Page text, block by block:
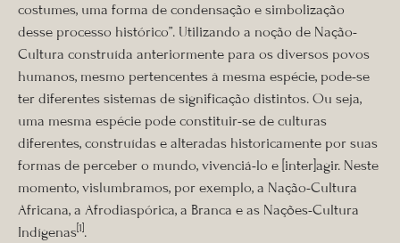
costumes, uma forma de condensação e simbolização
desse processo histórico”. Utilizando a noção de Nação-
Cultura construída anteriormente para os diversos povos
humanos, mesmo pertencentes à mesma espécie, pode-se
ter diferentes sistemas de significação distintos. Ou seja,
uma mesma espécie pode constituir-se de culturas
diferentes, construídas e alteradas historicamente por suas
formas de perceber o mundo, vivenciá-lo e [inter]agir. Neste
momento, vislumbramos, por exemplo, a Nação-Cultura
Africana, a Afrodiaspórica, a Branca e as Nações-Cultura
Indígenas[1].